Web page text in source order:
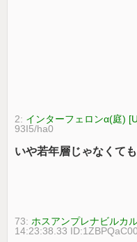
2: インターフェロンα(庭)
93I5/ha0
いや若年層じゃなくて
73: ホスアンプレナビルカ
14:23:38.33 ID:1ZBPQaC00